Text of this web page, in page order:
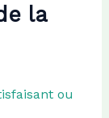
la
ou